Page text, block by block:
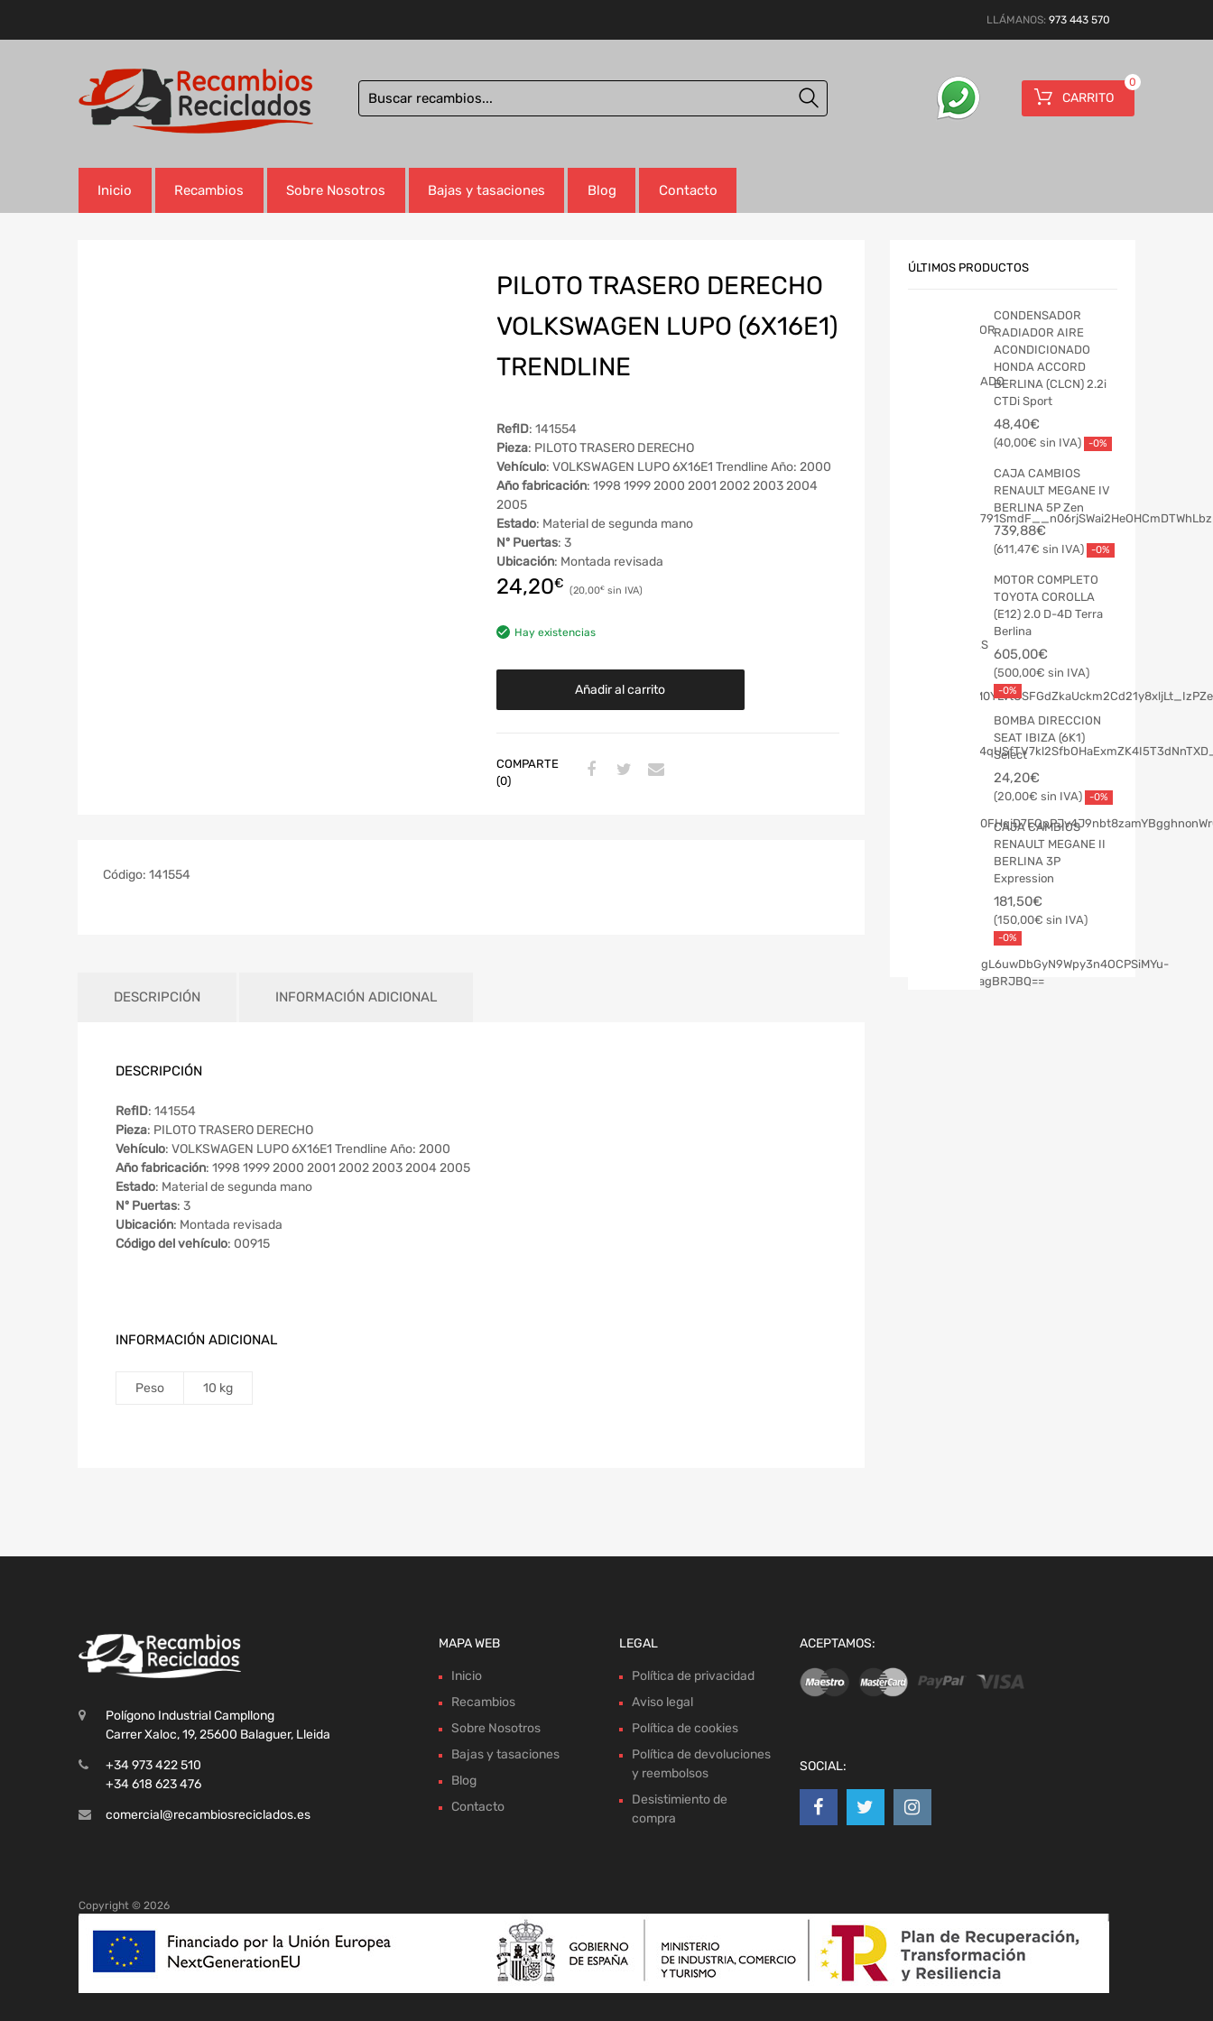
LLÁMANOS: 973 443 570
CARRITO
0
Inicio Recambios Sobre Nosotros Bajas y tasaciones Blog Contacto
PILOTO TRASERO DERECHO
VOLKSWAGEN LUPO (6X16E1)
TRENDLINE
RefID: 141554
Pieza: PILOTO TRASERO DERECHO
Vehículo: VOLKSWAGEN LUPO 6X16E1 Trendline Año: 2000
Año fabricación: 1998 1999 2000 2001 2002 2003 2004
2005
Estado: Material de segunda mano
Nº Puertas: 3
Ubicación: Montada revisada
24,20€ 20,00€
Hay existencias
Añadir al carrito
COMPARTE
(0)
Código: 141554
DESCRIPCIÓN INFORMACIÓN ADICIONAL
DESCRIPCIÓN
RefID: 141554
Pieza: PILOTO TRASERO DERECHO
Vehículo: VOLKSWAGEN LUPO 6X16E1 Trendline Año: 2000
Año fabricación: 1998 1999 2000 2001 2002 2003 2004 2005
Estado: Material de segunda mano
Nº Puertas: 3
Ubicación: Montada revisada
Código del vehículo: 00915
INFORMACIÓN ADICIONAL
Peso 10 kg
ÚLTIMOS PRODUCTOS
CONDENSADOR
RADIADOR AIRE
ACONDICIONADO
HONDA ACCORD
BERLINA (CLCN) 2.2i
CTDi Sport
48,40€
40,00€ -0%
CAJA CAMBIOS
RENAULT MEGANE IV
BERLINA 5P Zen
739,88€
611,47€ -0%
MOTOR COMPLETO
TOYOTA COROLLA
(E12) 2.0 D-4D Terra
Berlina
605,00€
500,00€
-0%
BOMBA DIRECCION
SEAT IBIZA (6K1)
Select
24,20€
20,00€ -0%
CAJA CAMBIOS
RENAULT MEGANE II
BERLINA 3P
Expression
181,50€
150,00€
-0%
Polígono Industrial Campllong
Carrer Xaloc, 19, 25600 Balaguer, Lleida
+34 973 422 510
+34 618 623 476
comercial@recambiosreciclados.es
MAPA WEB
Inicio
Recambios
Sobre Nosotros
Bajas y tasaciones
Blog
Contacto
LEGAL
Política de privacidad
Aviso legal
Política de cookies
Política de devoluciones
y reembolsos
Desistimiento de
compra
ACEPTAMOS:
SOCIAL:
Copyright © 2026